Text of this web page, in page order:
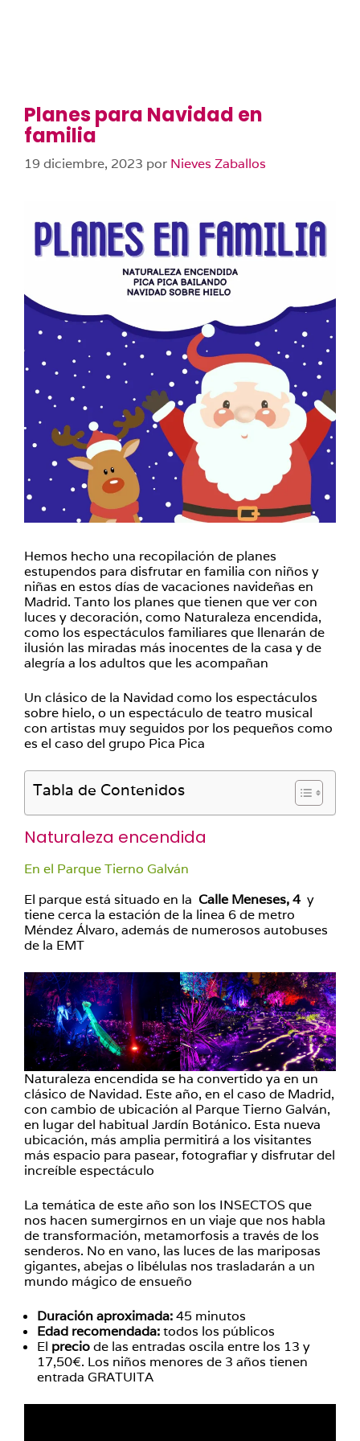
Planes para Navidad en
familia
19 diciembre, 2023 por Nieves Zaballos
Hemos hecho una recopilación de planes
estupendos para disfrutar en familia con niños y
niñas en estos días de vacaciones navideñas en
Madrid. Tanto los planes que tienen que ver con
luces y decoración, como Naturaleza encendida,
como los espectáculos familiares que llenarán de
ilusión las miradas más inocentes de la casa y de
alegría a los adultos que les acompañan
Un clásico de la Navidad como los espectáculos
sobre hielo, o un espectáculo de teatro musical
con artistas muy seguidos por los pequeños como
es el caso del grupo Pica Pica
Tabla de Contenidos
Naturaleza encendida
En el Parque Tierno Galván
El parque está situado en la Calle Meneses, 4 y
tiene cerca la estación de la linea 6 de metro
Méndez Álvaro, además de numerosos autobuses
de la EMT
Naturaleza encendida se ha convertido ya en un
clásico de Navidad. Este año, en el caso de Madrid,
con cambio de ubicación al Parque Tierno Galván,
en lugar del habitual Jardín Botánico. Esta nueva
ubicación, más amplia permitirá a los visitantes
más espacio para pasear, fotografiar y disfrutar del
increíble espectáculo
La temática de este año son los INSECTOS que
nos hacen sumergirnos en un viaje que nos habla
de transformación, metamorfosis a través de los
senderos. No en vano, las luces de las mariposas
gigantes, abejas o libélulas nos trasladarán a un
mundo mágico de ensueño
Duración aproximada:45 minutos
Edad recomendada:todos los públicos
El preciode las entradas oscila entre los 13 y
17,50€. Los niños menores de 3 años tienen
entrada GRATUITA